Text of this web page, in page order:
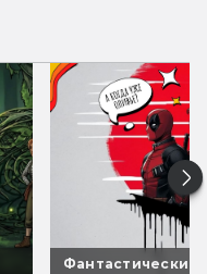
Фантастические